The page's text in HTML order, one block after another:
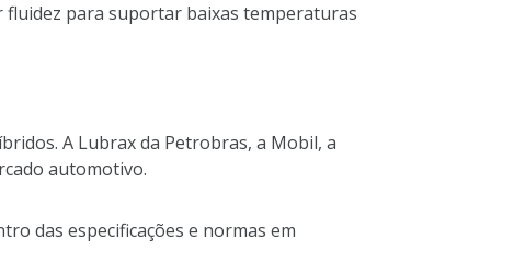
fluidez para suportar baixas temperaturas
A Lubrax da Petrobras, a Mobil, a
automotivo.
das especificações e normas em